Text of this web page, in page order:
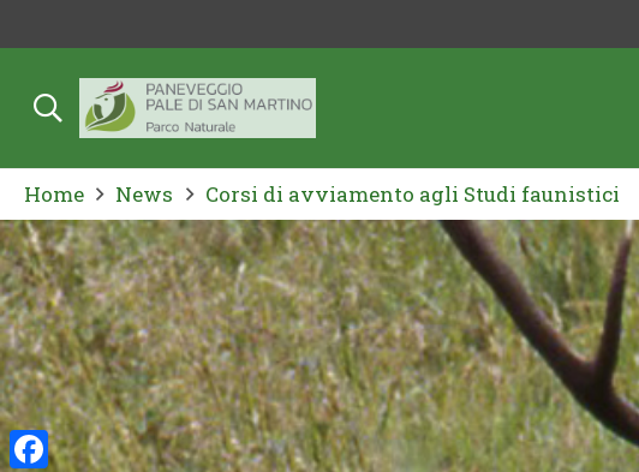
Home News Corsi di avviamento agli Studi faunistici